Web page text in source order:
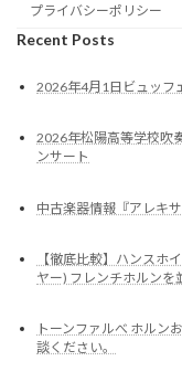
プライバシーポリシー
Recent Posts
2026年4月1日ビュッフ
2026年松陽高等学校吹
ンサート
中古楽器情報『アレキ
【徹底比較】ハンスホ
ヤー) フレンチホルンを
トーンファルべ ホルン
談ください。